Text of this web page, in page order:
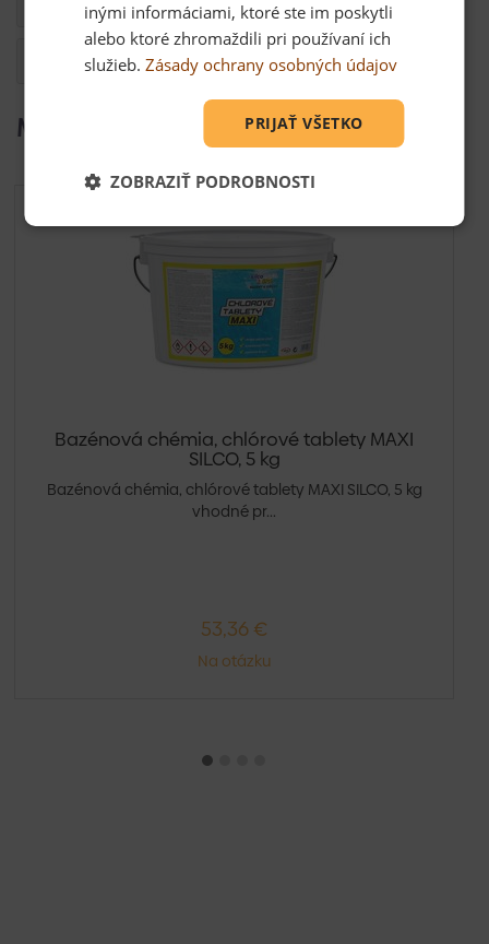
Dokumenty
Mohlo by Vás zaujímať
Bazénová chémia, chlórové tablety MAXI
SILCO, 5 kg
Bazénová chémia, chlórové tablety MAXI SILCO, 5 kg
vhodné pr...
53,36 €
Na otázku
inými informáciami, ktoré ste im poskytli
alebo ktoré zhromaždili pri používaní ich
služieb.Zásady ochrany osobných údajov
PRIJAŤ VŠETKO
ZOBRAZIŤ PODROBNOSTI